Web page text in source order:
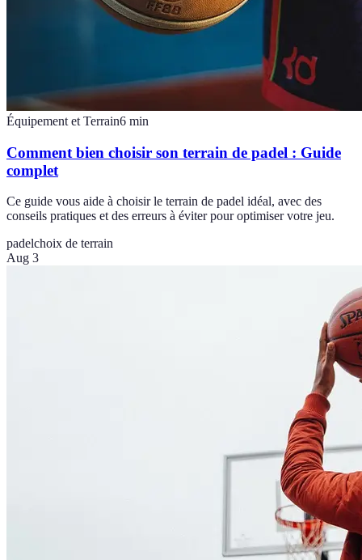
Équipement et Terrain6 min
Comment bien choisir son terrain de padel : Guide
complet
Ce guide vous aide à choisir le terrain de padel idéal, avec des
conseils pratiques et des erreurs à éviter pour optimiser votre jeu.
padelchoix de terrain
Aug 3